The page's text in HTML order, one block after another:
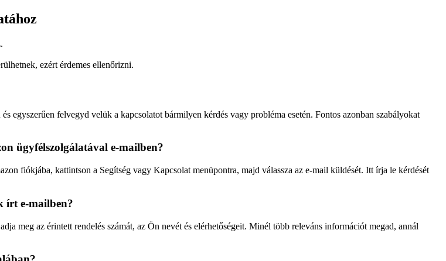
ezért érdemes ellenőrizni.
egyszerűen felvegyd velük a kapcsolatot bármilyen kérdés vagy probléma esetén. Fontos azonban szabályokat
ügyfélszolgálatával e-mailben?
fiókjába, kattintson a Segítség vagy Kapcsolat menüpontra, majd válassza az e-mail küldését. Itt írja le kérdését
írt e-mailben?
meg az érintett rendelés számát, az Ön nevét és elérhetőségeit. Minél több releváns információt megad, annál